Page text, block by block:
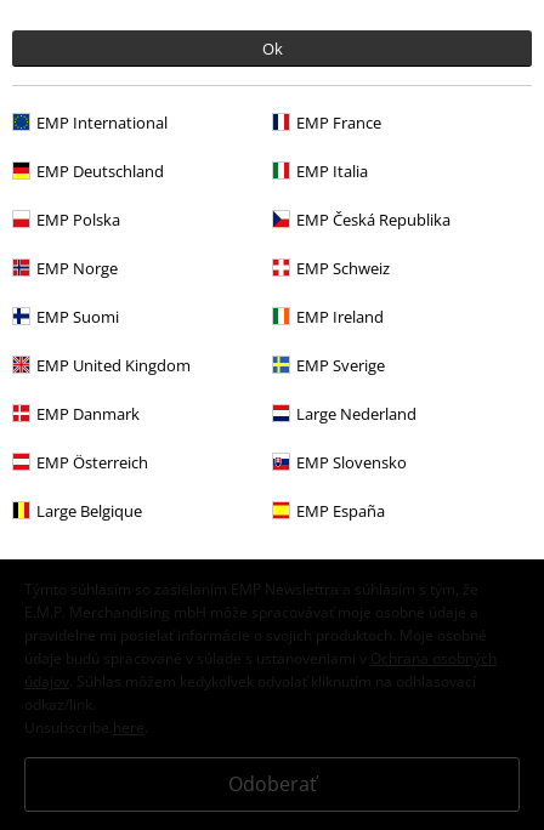
Ok
EMP International EMP France
EMP Deutschland EMP Italia
EMP Polska EMP Česká Republika
EMP Norge EMP Schweiz
EMP Suomi EMP Ireland
EMP United Kingdom EMP Sverige
EMP Danmark Large Nederland
EMP Österreich EMP Slovensko
Large Belgique EMP España
Merch kapiel Média
Výpredaj % Média
Merch kapiel
E-Mail Newsletter
teraz! Viac
Týmto súhlasím so zasielaním EMP Newslettra a súhlasím s tým, že
E.M.P. Merchandising mbH môže spracovávať moje osobné údaje a
pravidelne mi posielať informácie o svojich produktoch. Moje osobné
údaje budú spracované v súlade s ustanoveniami v
Ochrana osobných
údajov
. Súhlas môžem kedykoľvek odvolať kliknutím na odhlasovací
odkaz/link.
Unsubscribe here
Odoberať